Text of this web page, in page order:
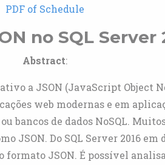
PDF of Schedule
no SQL Server
Abstract:
a JSON (JavaScript
web modernas e em
bancos de dados NoSQL.
JSON. Do SQL Server 2016
formato JSON. É possível